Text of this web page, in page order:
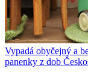
Vypadá obyčejný a
panenky z dob